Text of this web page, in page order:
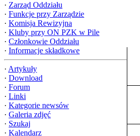
· Zarząd Oddziału
· Funkcje przy Zarządzie
· Komisja Rewizyjna
· Kluby przy ON PZK w Pile
· Członkowie Oddziału
· Informacje składkowe
· Artykuły
· Download
· Forum
· Linki
· Kategorie newsów
· Galeria zdjęć
· Szukaj
· Kalendarz